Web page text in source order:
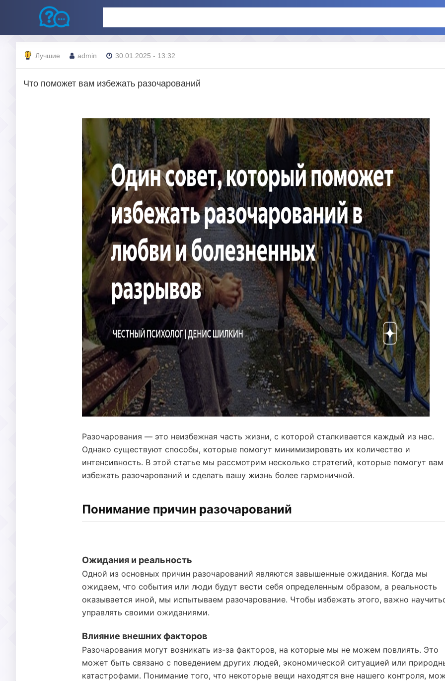
Лучшие admin 30.01.2025 - 13:32
Что поможет вам избежать разочарований
Разочарования — это неизбежная часть жизни, с которой сталкивается каждый из нас.
Однако существуют способы, которые помогут минимизировать их количество и
интенсивность. В этой статье мы рассмотрим несколько стратегий, которые помогут вам
избежать разочарований и сделать вашу жизнь более гармоничной.
Понимание причин разочарований
Ожидания и реальность
Одной из основных причин разочарований являются завышенные ожидания. Когда мы
ожидаем, что события или люди будут вести себя определенным образом, а реальность
оказывается иной, мы испытываем разочарование. Чтобы избежать этого, важно
управлять своими ожиданиями.
Влияние внешних факторов
Разочарования могут возникать из-за факторов, на которые мы не можем повлиять. Это
может быть связано с поведением других людей, экономической ситуацией или
катастрофами. Понимание того, что некоторые вещи находятся вне нашего контроля,